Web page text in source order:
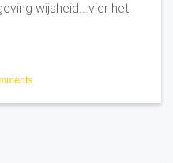
wijsheid...vier het